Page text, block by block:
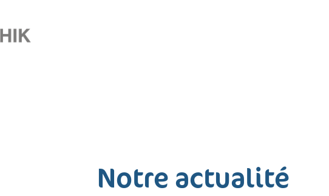
Notre actualité